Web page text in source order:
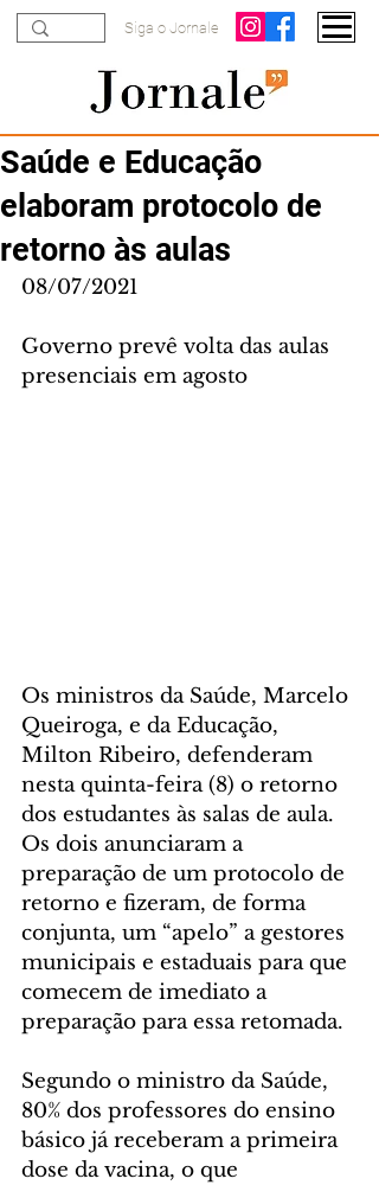
Siga o Jornale
Saúde e Educação
elaboram protocolo de
retorno às aulas
08/07/2021
Governo prevê volta das aulas
presenciais em agosto
Os ministros da Saúde, Marcelo
Queiroga, e da Educação,
Milton Ribeiro, defenderam
nesta quinta-feira (8) o retorno
dos estudantes às salas de aula.
Os dois anunciaram a
preparação de um protocolo de
retorno e fizeram, de forma
conjunta, um “apelo” a gestores
municipais e estaduais para que
comecem de imediato a
preparação para essa retomada.
Segundo o ministro da Saúde,
80% dos professores do ensino
básico já receberam a primeira
dose da vacina, o que